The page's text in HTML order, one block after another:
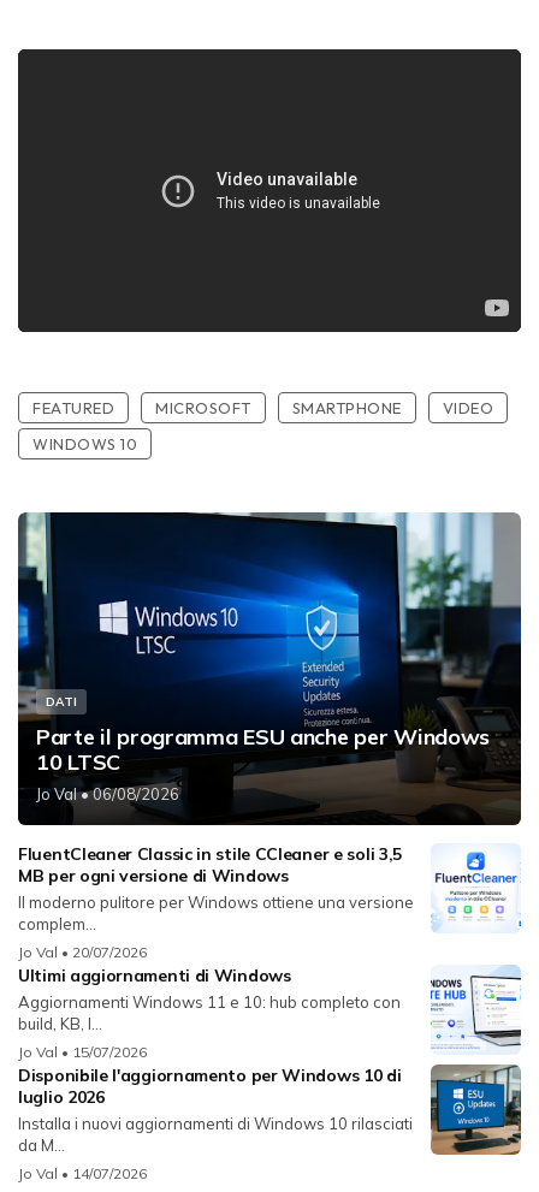
FEATURED MICROSOFT SMARTPHONE
VIDEO
WINDOWS 10
DATI
Parte il programma ESU anche per Windows
10 LTSC
Jo Val• 06/08/2026
FluentCleaner Classic in stile CCleaner e soli 3,5
MB per ogni versione di Windows
Il moderno pulitore per Windows ottiene una versione
complem...
Jo Val • 20/07/2026
Ultimi aggiornamenti di Windows
Aggiornamenti Windows 11 e 10: hub completo con
build, KB, l...
Jo Val • 15/07/2026
Disponibile l'aggiornamento per Windows 10 di
luglio 2026
Installa i nuovi aggiornamenti di Windows 10 rilasciati
da M...
Jo Val • 14/07/2026